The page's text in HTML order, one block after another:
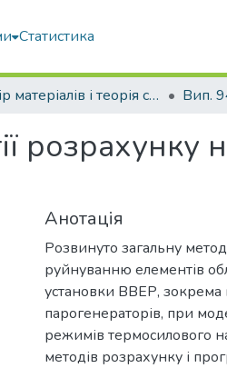
Статистика
Опір матеріалів і теорія споруд Вип.
Анотація
Розвинуто загальну
руйнуванню елементів
установки ВВЕР, зокрема
парогенераторів, при
режимів термосилового
методів розрахунку і